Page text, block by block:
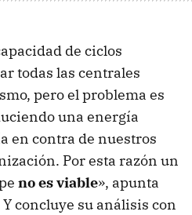
de ciclos
todas las centrales
pero el problema es
una energía
en contra de nuestros
Por esta razón un
no es viable», apunta
concluye su análisis con